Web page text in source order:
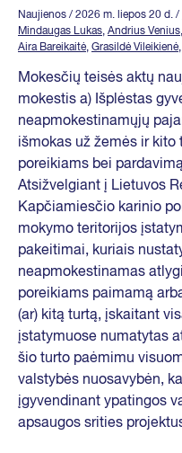
Naujienos / 2026 m. liepos 20 d. /
Mindaugas Lukas, Andrius Venius,
Aira Bareikaitė, Grasildė Vileikienė,
Mokesčių teisės aktų
mokestis a) Išplėstas
neapmokestinamųjų
išmokas už žemės ir
poreikiams bei
Atsižvelgiant į Lietuvos
Kapčiamiesčio karinio
mokymo teritorijos
pakeitimai, kuriais
neapmokestinamas
poreikiams paimamą
(ar) kitą turtą, įskaitant
įstatymuose numatytas
šio turto paėmimu
valstybės nuosavybėn,
įgyvendinant ypatingos
apsaugos srities